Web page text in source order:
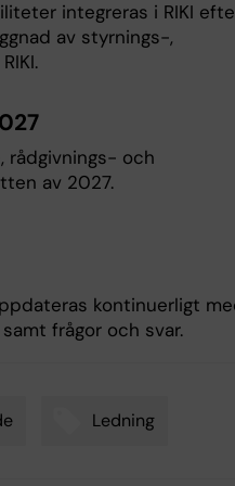
integreras i RIKI
av styrnings-,
rådgivnings- och
av 2027.
kontinuerligt
frågor och svar.
Ledning